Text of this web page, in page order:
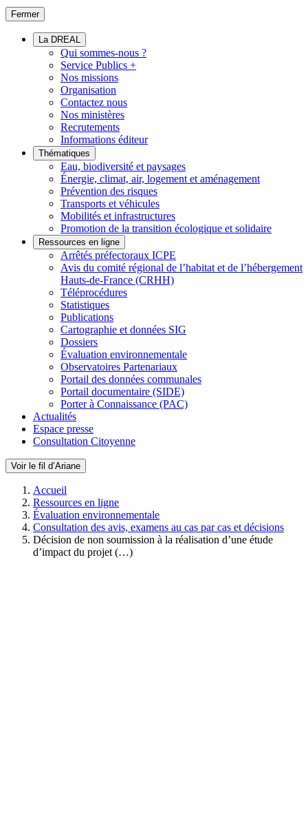
Fermer
La DREAL
Qui sommes-nous ?
Service Publics +
Nos missions
Organisation
Contactez nous
Nos ministères
Recrutements
Informations éditeur
Thématiques
Eau, biodiversité et paysages
Énergie, climat, air, logement et aménagement
Prévention des risques
Transports et véhicules
Mobilités et infrastructures
Promotion de la transition écologique et solidaire
Ressources en ligne
Arrêtés préfectoraux ICPE
Avis du comité régional de l’habitat et de l’hébergement
Hauts-de-France (CRHH)
Téléprocédures
Statistiques
Publications
Cartographie et données SIG
Dossiers
Évaluation environnementale
Observatoires Partenariaux
Portail des données communales
Portail documentaire (SIDE)
Porter à Connaissance (PAC)
Actualités
Espace presse
Consultation Citoyenne
Voir le fil d’Ariane
Accueil
Ressources en ligne
Évaluation environnementale
Consultation des avis, examens au cas par cas et décisions
Décision de non soumission à la réalisation d’une étude
d’impact du projet (…)